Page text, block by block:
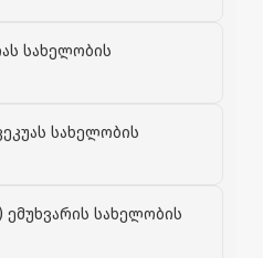
სახელობის
სახელობის
სახელობის